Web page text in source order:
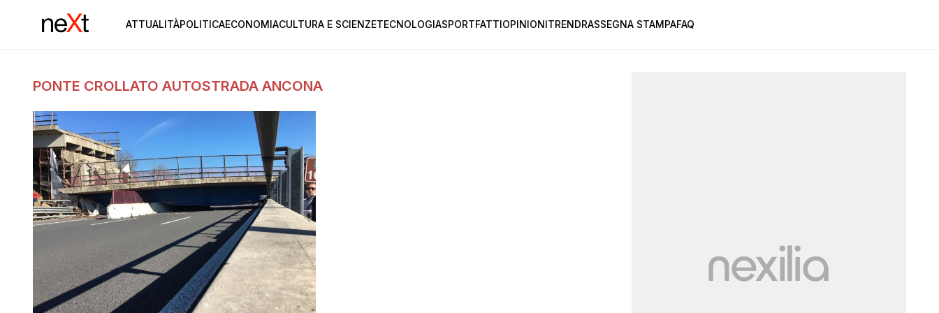
ATTUALITÀPOLITICAECONOMIACULTURA E SCIENZETECNOLOGIASPORTFATTIOPINIONITRENDRASSEGNA STAMPAFAQ
PONTE CROLLATO AUTOSTRADA ANCONA